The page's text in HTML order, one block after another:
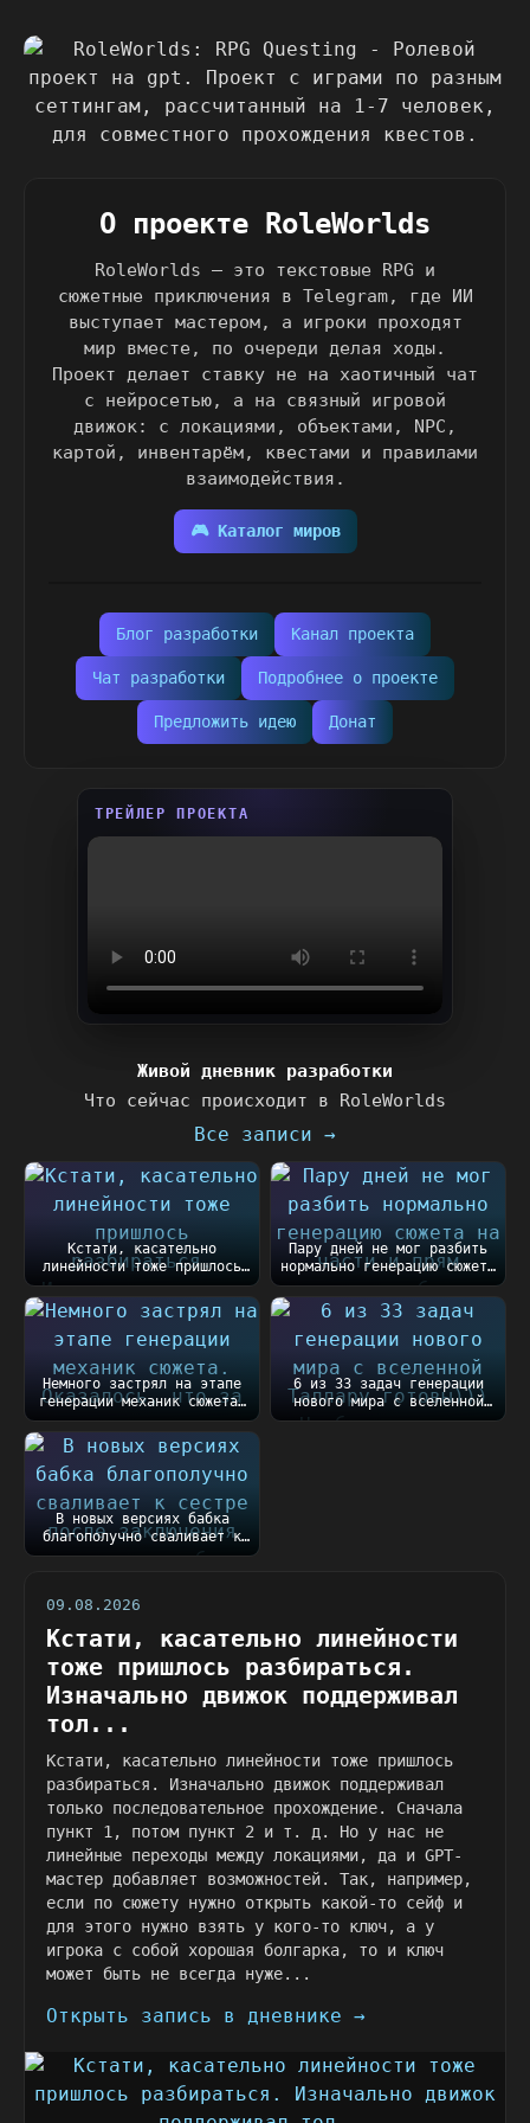
О проекте RoleWorlds
RoleWorlds — это текстовые RPG и
сюжетные приключения в Telegram, где ИИ
выступает мастером, а игроки проходят
мир вместе, по очереди делая ходы.
Проект делает ставку не на хаотичный чат
с нейросетью, а на связный игровой
движок: с локациями, объектами, NPC,
картой, инвентарём, квестами и правилами
взаимодействия.
🎮 Каталог миров
Блог разработки Канал проекта
Чат разработки Подробнее о проекте
Предложить идею Донат
ТРЕЙЛЕР ПРОЕКТА
Живой дневник разработки
Что сейчас происходит в RoleWorlds
Все записи →
Кстати, касательно
линейности тоже пришлось
разбираться. Изначал...
Пару дней не мог разбить
нормально генерацию сюжета
на части и п...
Немного застрял на этапе
генерации механик сюжета.
Оказалось, чт...
6 из 33 задач генерации
нового мира с вселенной
Таллару готовы))...
В новых версиях бабка
благополучно сваливает к
сестре после закл...
09.08.2026
Кстати, касательно линейности
тоже пришлось разбираться.
Изначально движок поддерживал
тол...
Кстати, касательно линейности тоже пришлось
разбираться. Изначально движок поддерживал
только последовательное прохождение. Сначала
пункт 1, потом пункт 2 и т. д. Но у нас не
линейные переходы между локациями, да и GPT-
мастер добавляет возможностей. Так, например,
если по сюжету нужно открыть какой-то сейф и
для этого нужно взять у кого-то ключ, а у
игрока с собой хорошая болгарка, то и ключ
может быть не всегда нуже...
Открыть запись в дневнике →